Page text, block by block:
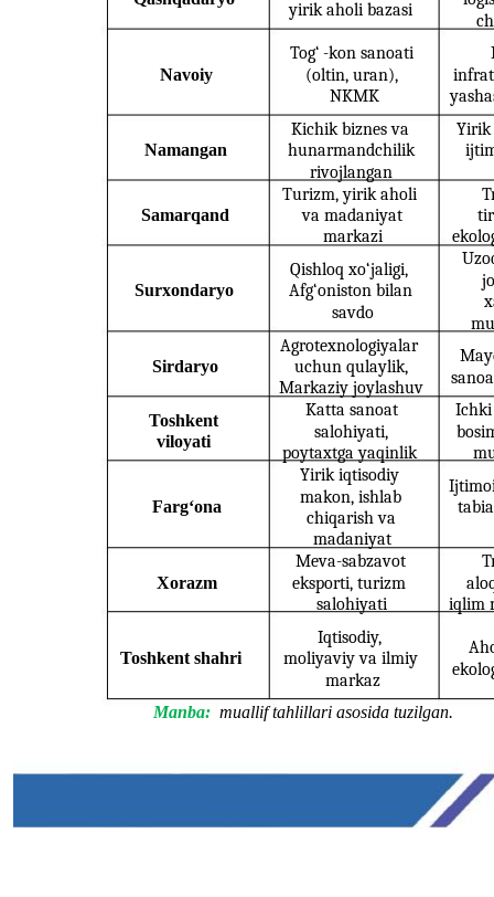
yirik aholi bazasi
Navoiy
Tog‘ -kon sanoati
(oltin, uran),
NKMK
Namangan
Kichik biznes va
hunarmandchilik
rivojlangan
Yirik
Samarqand
Turizm, yirik aholi
va madaniyat
markazi
Surxondaryo
Qishloq xo‘jaligi,
Afg‘oniston bilan
savdo
Sirdaryo
Agrotexnologiyalar
uchun qulaylik,
Markaziy joylashuv
Toshkent
viloyati
Katta sanoat
salohiyati,
poytaxtga yaqinlik
Ichki
Farg‘ona
Yirik iqtisodiy
makon, ishlab
chiqarish va
madaniyat
Xorazm
Meva-sabzavot
eksporti, turizm
salohiyati
iqlim
Toshkent shahri
Iqtisodiy,
moliyaviy va ilmiy
markaz
Manba: muallif tahlillari asosida tuzilgan.